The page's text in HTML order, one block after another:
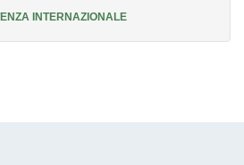
INTERNAZIONALE